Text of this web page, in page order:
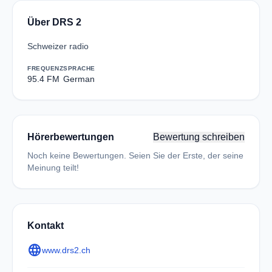
Über DRS 2
Schweizer radio
FREQUENZ
95.4 FM
SPRACHE
German
Hörerbewertungen Bewertung schreiben
Noch keine Bewertungen. Seien Sie der Erste, der seine
Meinung teilt!
Kontakt
languagewww.drs2.ch